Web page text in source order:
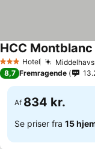
3 StjernerHotel
HCC Montblanc
8,7 Fremragende
Af 834 kr.
Se priser fra 15